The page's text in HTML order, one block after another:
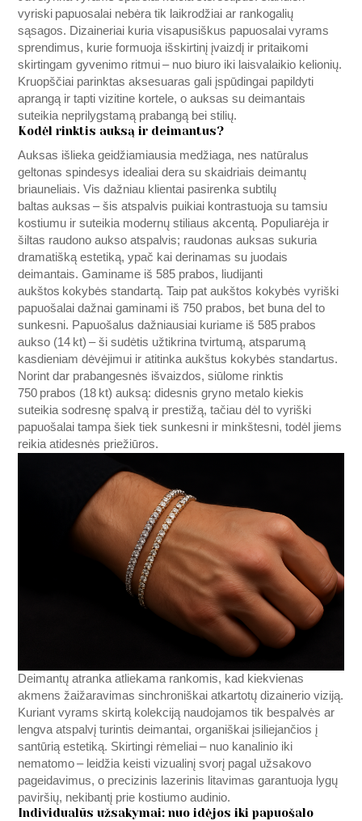
vyriski papuosalai nebėra tik laikrodžiai ar rankogalių
sąsagos. Dizaineriai kuria visapusiškus papuosalai vyrams
sprendimus, kurie formuoja išskirtinį įvaizdį ir pritaikomi
skirtingam gyvenimo ritmui – nuo biuro iki laisvalaikio kelionių.
Kruopščiai parinktas aksesuaras gali įspūdingai papildyti
aprangą ir tapti vizitine kortele, o auksas su deimantais
suteikia neprilygstamą prabangą bei stilių.
Kodėl rinktis auksą ir deimantus?
Auksas išlieka geidžiamiausia medžiaga, nes natūralus
geltonas spindesys idealiai dera su skaidriais deimantų
briauneliais. Vis dažniau klientai pasirenka subtilų
baltas auksas – šis atspalvis puikiai kontrastuoja su tamsiu
kostiumu ir suteikia modernų stiliaus akcentą. Populiarėja ir
šiltas raudono aukso atspalvis; raudonas auksas sukuria
dramatišką estetiką, ypač kai derinamas su juodais
deimantais. Gaminame iš 585 prabos, liudijanti
aukštos kokybės standartą. Taip pat aukštos kokybės vyriški
papuošalai dažnai gaminami iš 750 prabos, bet buna del to
sunkesni. Papuošalus dažniausiai kuriame iš 585 prabos
aukso (14 kt) – ši sudėtis užtikrina tvirtumą, atsparumą
kasdieniam dėvėjimui ir atitinka aukštus kokybės standartus.
Norint dar prabangesnės išvaizdos, siūlome rinktis
750 prabos (18 kt) auksą: didesnis gryno metalo kiekis
suteikia sodresnę spalvą ir prestižą, tačiau dėl to vyriški
papuošalai tampa šiek tiek sunkesni ir minkštesni, todėl jiems
reikia atidesnės priežiūros.
Deimantų atranka atliekama rankomis, kad kiekvienas
akmens žaižaravimas sinchroniškai atkartotų dizainerio viziją.
Kuriant vyrams skirtą kolekciją naudojamos tik bespalvės ar
lengva atspalvį turintis deimantai, organiškai įsiliejančios į
santūrią estetiką. Skirtingi rėmeliai – nuo kanalinio iki
nematomo – leidžia keisti vizualinį svorį pagal užsakovo
pageidavimus, o precizinis lazerinis litavimas garantuoja lygų
paviršių, nekibantį prie kostiumo audinio.
Individualūs užsakymai: nuo idėjos iki papuošalo